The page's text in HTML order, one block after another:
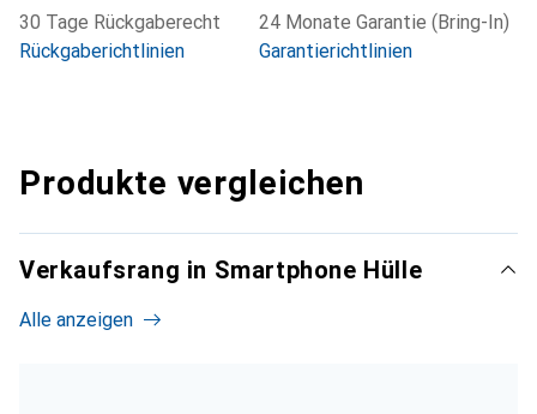
30 Tage Rückgaberecht
Rückgaberichtlinien
24 Monate Garantie (Bring-In)
Garantierichtlinien
Produkte vergleichen
Verkaufsrang in Smartphone Hülle
Alle anzeigen